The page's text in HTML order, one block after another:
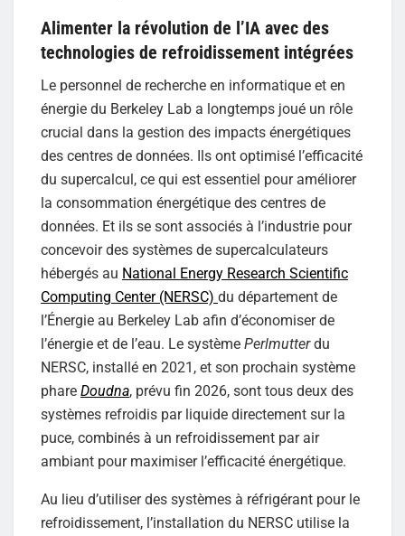
Alimenter la révolution de l’IA avec des
technologies de refroidissement intégrées
Le personnel de recherche en informatique et en
énergie du Berkeley Lab a longtemps joué un rôle
crucial dans la gestion des impacts énergétiques
des centres de données. Ils ont optimisé l’efficacité
du supercalcul, ce qui est essentiel pour améliorer
la consommation énergétique des centres de
données. Et ils se sont associés à l’industrie pour
concevoir des systèmes de supercalculateurs
hébergés au National Energy Research Scientific
Computing Center (NERSC) du département de
l’Énergie au Berkeley Lab afin d’économiser de
l’énergie et de l’eau. Le système Perlmutterdu
NERSC, installé en 2021, et son prochain système
phare Doudna, prévu fin 2026, sont tous deux des
systèmes refroidis par liquide directement sur la
puce, combinés à un refroidissement par air
ambiant pour maximiser l’efficacité énergétique.
Au lieu d’utiliser des systèmes à réfrigérant pour le
refroidissement, l’installation du NERSC utilise la